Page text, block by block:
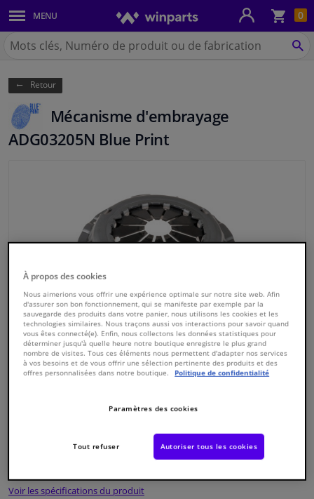
0
MENU
Carrosserie & tôles
Feux & ampoules
Freinage
Système d'échappement
Refroidissement & chauffage
Pièces moteur & accessoires
Filtres & liquides
Bagages & transport
Fenêtres & accessoires
Atelier & outils
Chercher
Winparts.be
Retour
Mécanisme d'embrayage
ADG03205N Blue Print
Numéro de produit d'origine:0324110
Voir les spécifications du produit
À propos des cookies
Nous aimerions vous offrir une expérience optimale sur notre site web. Afin
d'assurer son bon fonctionnement, qui se manifeste par exemple par la
sauvegarde des produits dans votre panier, nous utilisons les cookies et les
technologies similaires. Nous traçons aussi vos interactions pour savoir quand
vous êtes connecté(e). Enfin, nous collectons les données statistiques pour
déterminer jusqu'à quelle heure notre boutique enregistre le plus grand
nombre de visites. Tous ces éléments nous permettent d'adapter nos services
à vos besoins et de vous offrir une sélection pertinente des produits et des
offres personnalisées dans notre boutique.
Politique de confidentialité
Paramètres des cookies
Tout refuser Autoriser tous les cookies